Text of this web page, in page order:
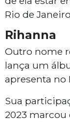
Rio de
Rihanna
Outro nome
lança um
apresenta no
Sua
2023 marcou